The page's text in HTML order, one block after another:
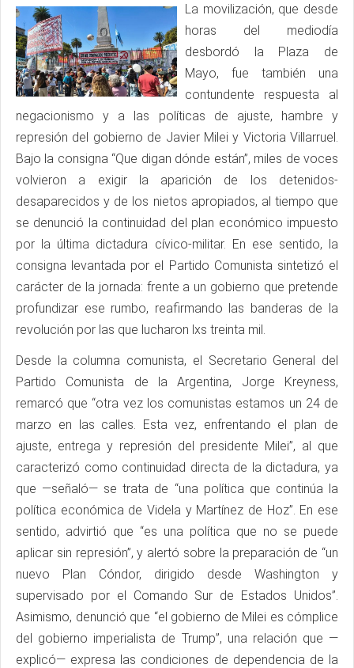
La movilización, que desde
horas del mediodía
desbordó la Plaza de
Mayo, fue también una
contundente respuesta al
negacionismo y a las políticas de ajuste, hambre y
represión del gobierno de Javier Milei y Victoria Villarruel.
Bajo la consigna “Que digan dónde están”, miles de voces
volvieron a exigir la aparición de los detenidos-
desaparecidos y de los nietos apropiados, al tiempo que
se denunció la continuidad del plan económico impuesto
por la última dictadura cívico-militar. En ese sentido, la
consigna levantada por el Partido Comunista sintetizó el
carácter de la jornada: frente a un gobierno que pretende
profundizar ese rumbo, reafirmando las banderas de la
revolución por las que lucharon lxs treinta mil.
Desde la columna comunista, el Secretario General del
Partido Comunista de la Argentina, Jorge Kreyness,
remarcó que “otra vez los comunistas estamos un 24 de
marzo en las calles. Esta vez, enfrentando el plan de
ajuste, entrega y represión del presidente Milei”, al que
caracterizó como continuidad directa de la dictadura, ya
que —señaló— se trata de “una política que continúa la
política económica de Videla y Martínez de Hoz”. En ese
sentido, advirtió que “es una política que no se puede
aplicar sin represión”, y alertó sobre la preparación de “un
nuevo Plan Cóndor, dirigido desde Washington y
supervisado por el Comando Sur de Estados Unidos”.
Asimismo, denunció que “el gobierno de Milei es cómplice
del gobierno imperialista de Trump”, una relación que —
explicó— expresa las condiciones de dependencia de la